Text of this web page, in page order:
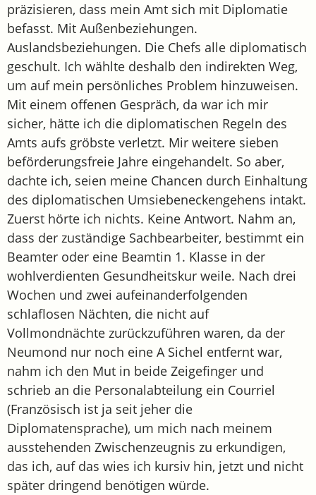
präzisieren, dass mein Amt sich mit Diplomatie
befasst. Mit Außenbeziehungen.
Auslandsbeziehungen. Die Chefs alle diplomatisch
geschult. Ich wählte deshalb den indirekten Weg,
um auf mein persönliches Problem hinzuweisen.
Mit einem offenen Gespräch, da war ich mir
sicher, hätte ich die diplomatischen Regeln des
Amts aufs gröbste verletzt. Mir weitere sieben
beförderungsfreie Jahre eingehandelt. So aber,
dachte ich, seien meine Chancen durch Einhaltung
des diplomatischen Umsiebeneckengehens intakt.
Zuerst hörte ich nichts. Keine Antwort. Nahm an,
dass der zuständige Sachbearbeiter, bestimmt ein
Beamter oder eine Beamtin 1. Klasse in der
wohlverdienten Gesundheitskur weile. Nach drei
Wochen und zwei aufeinanderfolgenden
schlaflosen Nächten, die nicht auf
Vollmondnächte zurückzuführen waren, da der
Neumond nur noch eine A Sichel entfernt war,
nahm ich den Mut in beide Zeigefinger und
schrieb an die Personalabteilung ein Courriel
(Französisch ist ja seit jeher die
Diplomatensprache), um mich nach meinem
ausstehenden Zwischenzeugnis zu erkundigen,
das ich, auf das wies ich kursiv hin, jetzt und nicht
später dringend benötigen würde.